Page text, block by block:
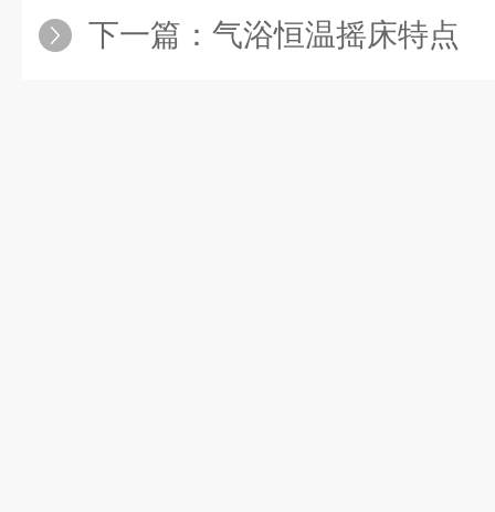
下一篇： 气浴恒温摇床特点